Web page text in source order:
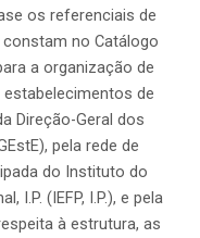
os referenciais de
no Catálogo
a organização de
de
Direção-Geral dos
pela rede de
do Instituto do
I.P. (IEFP, I.P.), e pela
à estrutura, as